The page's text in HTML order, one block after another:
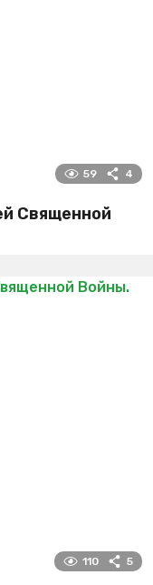
59 4
Священной
110 5